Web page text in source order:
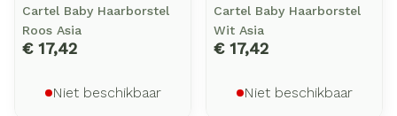
Cartel Baby Haarborstel
Roos Asia
€ 17,42
Niet beschikbaar
Cartel Baby Haarborstel
Wit Asia
€ 17,42
Niet beschikbaar